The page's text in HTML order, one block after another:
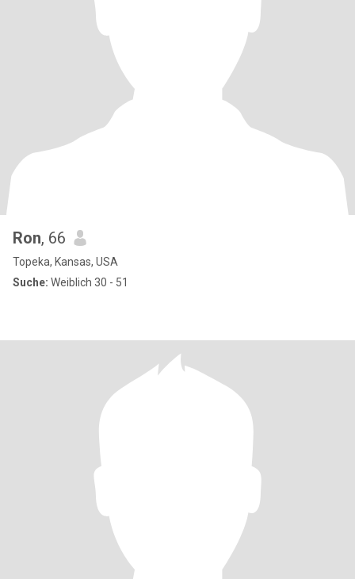
Ron, 66
Topeka, Kansas, USA
Suche: Weiblich 30 - 51